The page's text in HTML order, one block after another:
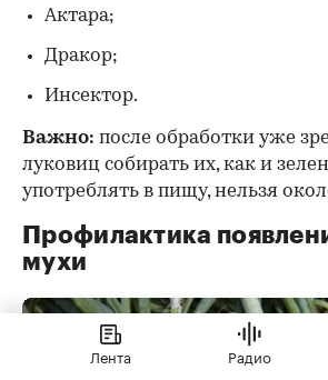
Актара;
Дракор;
Инсектор.
Важно: после обработки уже
луковиц собирать их, как и
употреблять в пищу, нельзя
Профилактика
мухи
Лента Радио